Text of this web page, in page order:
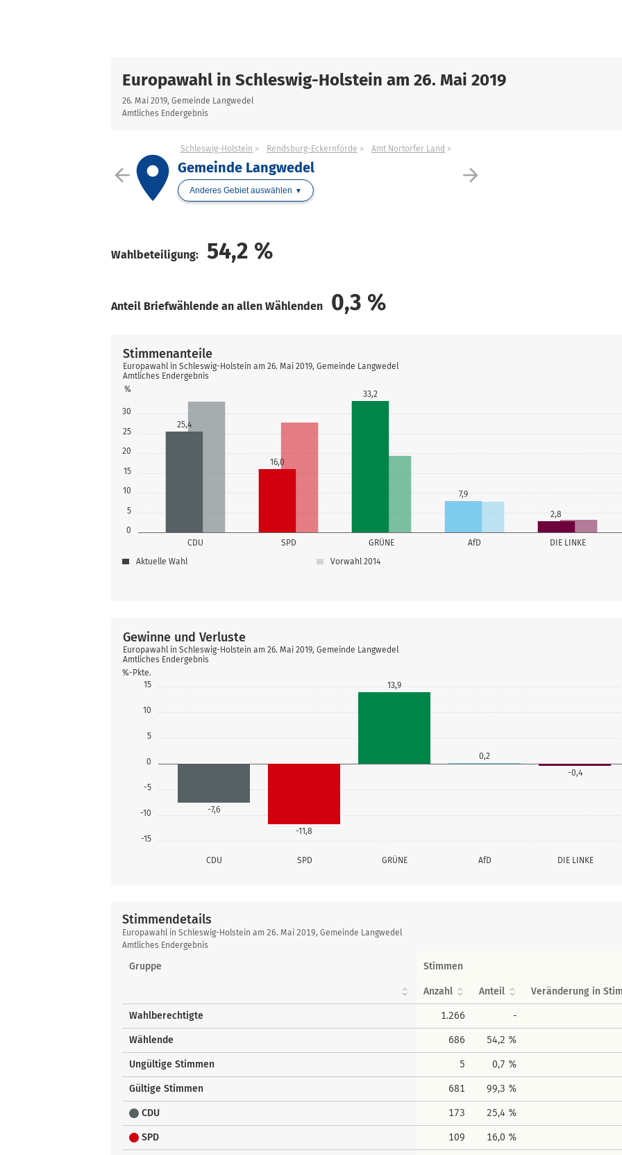
Europawahl in Schleswig-Holstein am 26. Mai 2019
26. Mai 2019, Gemeinde Langwedel
Amtliches Endergebnis
arrow_back arrow_forward
place
Schleswig-Holstein Rendsburg-Eckernförde Amt Nortorfer Land
Gemeinde Langwedel
Anderes Gebiet auswählen
Wahlbeteiligung: 54,2 %
Anteil Briefwählende an allen Wählenden 0,3 %
0
5
10
15
20
25
30
%
CDU SPD GRÜNE AfD DIE LINKE
25,4
16,0
33,2
7,9
2,8
Stimmenanteile
Europawahl in Schleswig-Holstein am 26. Mai 2019, Gemeinde Langwedel
Amtliches Endergebnis
Aktuelle Wahl Vorwahl 2014
-15
-10
-5
0
5
10
15
%-Pkte.
CDU SPD GRÜNE AfD DIE LINKE
-7,6
-11,8
13,9
0,2
-0,4
Gewinne und Verluste
Europawahl in Schleswig-Holstein am 26. Mai 2019, Gemeinde Langwedel
Amtliches Endergebnis
Stimmendetails
Stimmendetails
Europawahl in Schleswig-Holstein am 26. Mai 2019, Gemeinde Langwedel
Amtliches Endergebnis
Gruppe Stimmen
Anzahl Anteil Veränderung in
Wahlberechtigte 1.266 -
Wählende 686 54,2 %
Ungültige Stimmen 5 0,7 %
Gültige Stimmen 681 99,3 %
CDU 173 25,4 %
SPD 109 16,0 %